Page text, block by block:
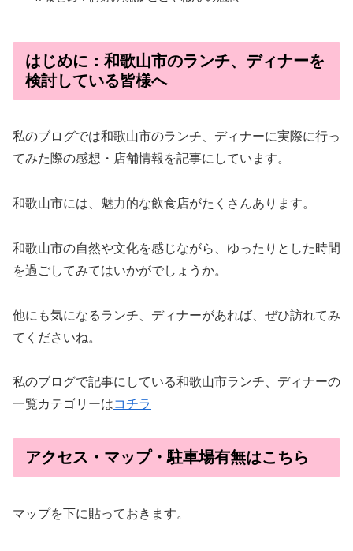
はじめに：和歌山市のランチ、ディナーを
検討している皆様へ
私のブログでは和歌山市のランチ、ディナーに実際に行っ
てみた際の感想・店舗情報を記事にしています。
和歌山市には、魅力的な飲食店がたくさんあります。
和歌山市の自然や文化を感じながら、ゆったりとした時間
を過ごしてみてはいかがでしょうか。
他にも気になるランチ、ディナーがあれば、ぜひ訪れてみ
てくださいね。
私のブログで記事にしている和歌山市ランチ、ディナーの
一覧カテゴリーはコチラ
アクセス・マップ・駐車場有無はこちら
マップを下に貼っておきます。